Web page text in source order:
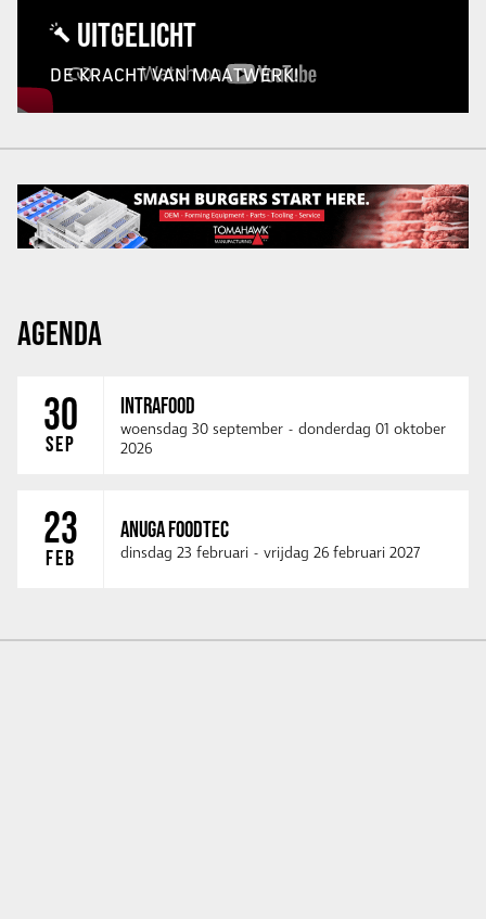
UITGELICHT
DE KRACHT VAN MAATWERK!
AGENDA
30
SEP
INTRAFOOD
woensdag 30 september - donderdag 01 oktober
2026
23
FEB
ANUGA FOODTEC
dinsdag 23 februari - vrijdag 26 februari 2027